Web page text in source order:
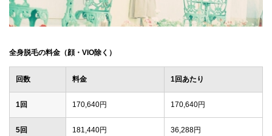
全身脱毛の料金（顔・VIO除く）
回数 料金 1回あたり
1回 170,640円 170,640円
5回 181,440円 36,288円